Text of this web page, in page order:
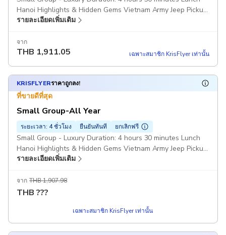
Hanoi Highlights & Hidden Gems Vietnam Army Jeep Pickup
included
รายละเอียดเพิ่มเติม
จาก
THB 1,911.05 เฉพาะสมาชิก KrisFlyer เท่านั้น
KRISFLYERราคาถูกลง!
ที่ขายดีที่สุด
Small Group-All Year
ระยะเวลา: 4 ชั่วโมง ยืนยันทันที ยกเลิกฟรี
Small Group - Luxury Duration: 4 hours 30 minutes Lunch
Hanoi Highlights & Hidden Gems Vietnam Army Jeep Pickup
included
รายละเอียดเพิ่มเติม
จาก THB 1,907.98
THB ???
เฉพาะสมาชิก KrisFlyer เท่านั้น